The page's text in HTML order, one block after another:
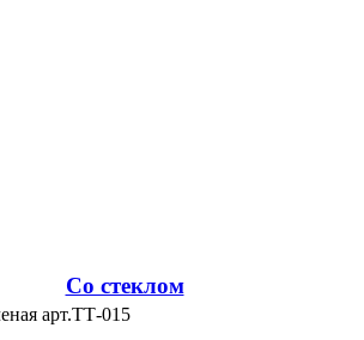
Со стеклом
арт.TТ-015